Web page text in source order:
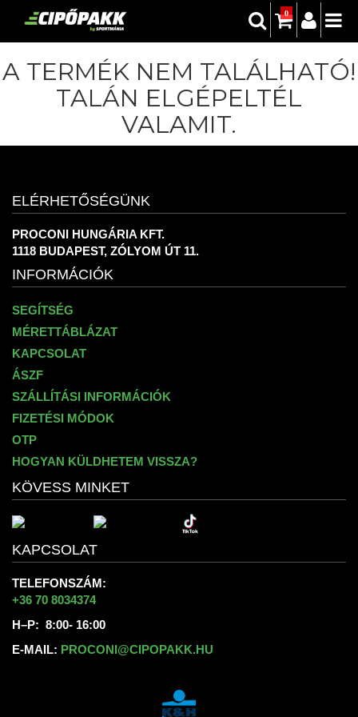
0
A TERMÉK NEM TALÁLHATÓ!
TALÁN ELGÉPELTÉL
VALAMIT.
ELÉRHETŐSÉGÜNK
PROCONI HUNGÁRIA KFT.
1118 BUDAPEST, ZÓLYOM ÚT 11.
INFORMÁCIÓK
SEGÍTSÉG
MÉRETTÁBLÁZAT
KAPCSOLAT
ÁSZF
SZÁLLÍTÁSI INFORMÁCIÓK
FIZETÉSI MÓDOK
OTP
HOGYAN KÜLDHETEM VISSZA?
KÖVESS MINKET
KAPCSOLAT
TELEFONSZÁM:
+36 70 8034374
H–P: 8:00- 16:00
E-MAIL: PROCONI@CIPOPAKK.HU